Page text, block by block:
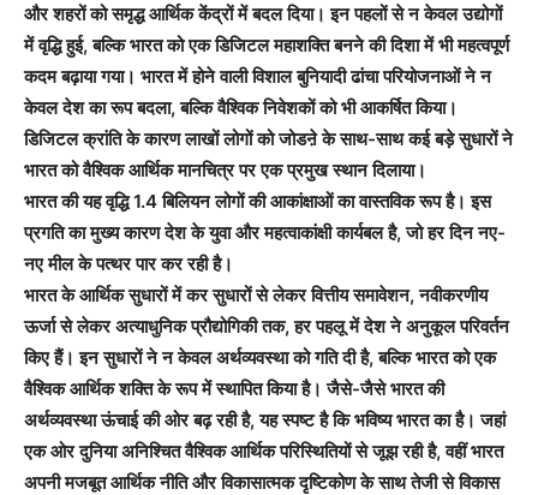
और शहरों को समृद्ध आर्थिक केंद्रों में बदल दिया। इन पहलों से न केवल उद्योगों
में वृद्धि हुई, बल्कि भारत को एक डिजिटल महाशक्ति बनने की दिशा में भी महत्वपूर्ण
कदम बढ़ाया गया। भारत में होने वाली विशाल बुनियादी ढांचा परियोजनाओं ने न
केवल देश का रूप बदला, बल्कि वैश्विक निवेशकों को भी आकर्षित किया।
डिजिटल क्रांति के कारण लाखों लोगों को जोडऩे के साथ-साथ कई बड़े सुधारों ने
भारत को वैश्विक आर्थिक मानचित्र पर एक प्रमुख स्थान दिलाया।
भारत की यह वृद्धि 1.4 बिलियन लोगों की आकांक्षाओं का वास्तविक रूप है। इस
प्रगति का मुख्य कारण देश के युवा और महत्वाकांक्षी कार्यबल है, जो हर दिन नए-
नए मील के पत्थर पार कर रही है।
भारत के आर्थिक सुधारों में कर सुधारों से लेकर वित्तीय समावेशन, नवीकरणीय
ऊर्जा से लेकर अत्याधुनिक प्रौद्योगिकी तक, हर पहलू में देश ने अनुकूल परिवर्तन
किए हैं। इन सुधारों ने न केवल अर्थव्यवस्था को गति दी है, बल्कि भारत को एक
वैश्विक आर्थिक शक्ति के रूप में स्थापित किया है। जैसे-जैसे भारत की
अर्थव्यवस्था ऊंचाई की ओर बढ़ रही है, यह स्पष्ट है कि भविष्य भारत का है। जहां
एक ओर दुनिया अनिश्चित वैश्विक आर्थिक परिस्थितियों से जूझ रही है, वहीं भारत
अपनी मजबूत आर्थिक नीति और विकासात्मक दृष्टिकोण के साथ तेजी से विकास